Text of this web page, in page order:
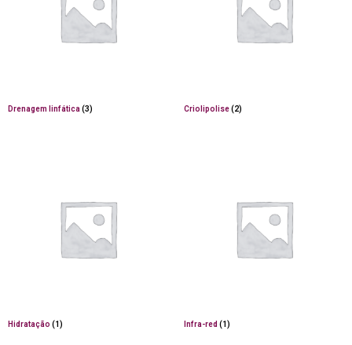
Drenagem linfática (3) Criolipolise(2)
Hidratação (1) Infra-red (1)